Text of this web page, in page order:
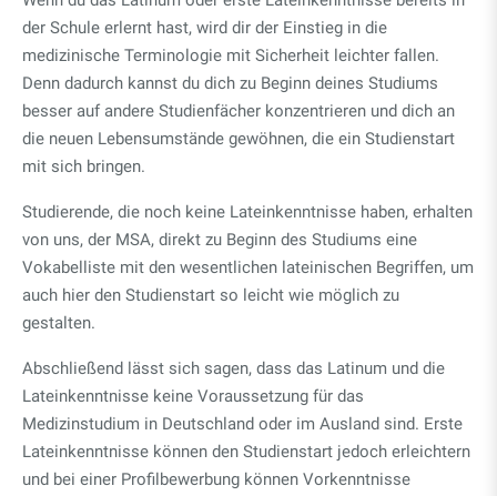
der Schule erlernt hast, wird dir der Einstieg in die
medizinische Terminologie mit Sicherheit leichter fallen.
Denn dadurch kannst du dich zu Beginn deines Studiums
besser auf andere Studienfächer konzentrieren und dich an
die neuen Lebensumstände gewöhnen, die ein Studienstart
mit sich bringen.
Studierende, die noch keine Lateinkenntnisse haben, erhalten
von uns, der MSA, direkt zu Beginn des Studiums eine
Vokabelliste mit den wesentlichen lateinischen Begriffen, um
auch hier den Studienstart so leicht wie möglich zu
gestalten.
Abschließend lässt sich sagen, dass das Latinum und die
Lateinkenntnisse keine Voraussetzung für das
Medizinstudium in Deutschland oder im Ausland sind. Erste
Lateinkenntnisse können den Studienstart jedoch erleichtern
und bei einer Profilbewerbung können Vorkenntnisse